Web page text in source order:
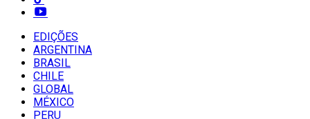
EDIÇÕES
ARGENTINA
BRASIL
CHILE
GLOBAL
MÉXICO
PERU